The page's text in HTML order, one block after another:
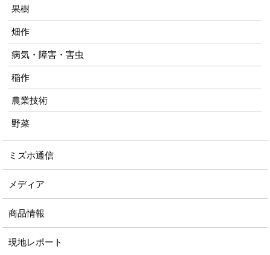
果樹
畑作
病気・障害・害虫
稲作
農業技術
野菜
ミズホ通信
メディア
商品情報
現地レポート